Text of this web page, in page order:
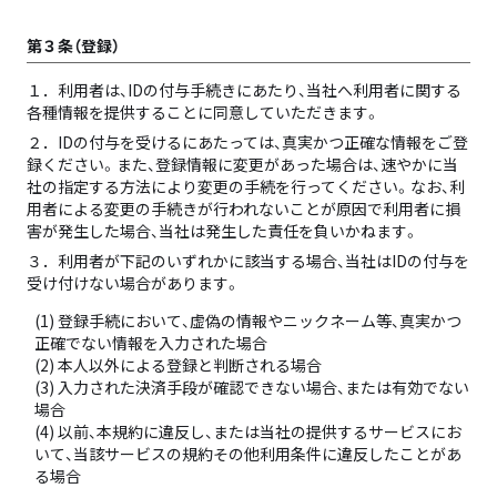
第３条（登録）
１． 利用者は、IDの付与手続きにあたり、当社へ利用者に関する
各種情報を提供することに同意していただきます。
２． IDの付与を受けるにあたっては、真実かつ正確な情報をご登
録ください。また、登録情報に変更があった場合は、速やかに当
社の指定する方法により変更の手続を行ってください。なお、利
用者による変更の手続きが行われないことが原因で利用者に損
害が発生した場合、当社は発生した責任を負いかねます。
３． 利用者が下記のいずれかに該当する場合、当社はIDの付与を
受け付けない場合があります。
(1) 登録手続において、虚偽の情報やニックネーム等、真実かつ
正確でない情報を入力された場合
(2) 本人以外による登録と判断される場合
(3) 入力された決済手段が確認できない場合、または有効でない
場合
(4) 以前、本規約に違反し、または当社の提供するサービスにお
いて、当該サービスの規約その他利用条件に違反したことがあ
る場合